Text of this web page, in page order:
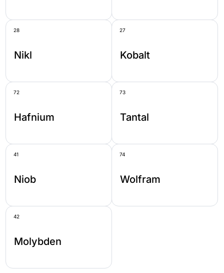
28
Nikl
27
Kobalt
72
Hafnium
73
Tantal
41
Niob
74
Wolfram
42
Molybden